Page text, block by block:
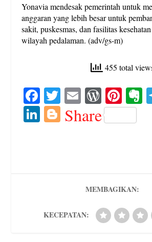
Yonavia mendesak pemerintah untuk
anggaran yang lebih besar untuk
sakit, puskesmas, dan fasilitas
wilayah pedalaman. (adv/gs-m)
455 total
Fa
ce
bo
T
wi
tte
E
m
ail
W
or
d
s
Pi
nt
er
Li Bl
Share
MEMBAGIKAN:
KECEPATAN: